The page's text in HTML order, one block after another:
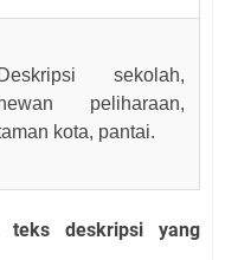
Deskripsi sekolah,
hewan peliharaan,
kota, pantai.
teks deskripsi yang